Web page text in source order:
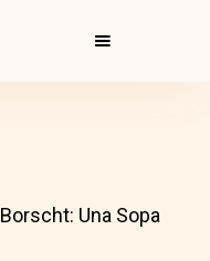
Borscht: Una Sopa